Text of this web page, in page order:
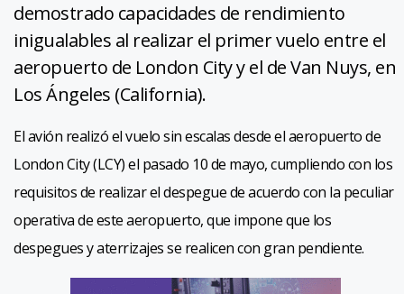
demostrado capacidades de rendimiento
inigualables al realizar el primer vuelo entre el
aeropuerto de London City y el de Van Nuys, en
Los Ángeles (California).
El avión realizó el vuelo sin escalas desde el aeropuerto de
London City (LCY) el pasado 10 de mayo, cumpliendo con los
requisitos de realizar el despegue de acuerdo con la peculiar
operativa de este aeropuerto, que impone que los
despegues y aterrizajes se realicen con gran pendiente.